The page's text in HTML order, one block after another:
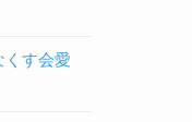
す会愛